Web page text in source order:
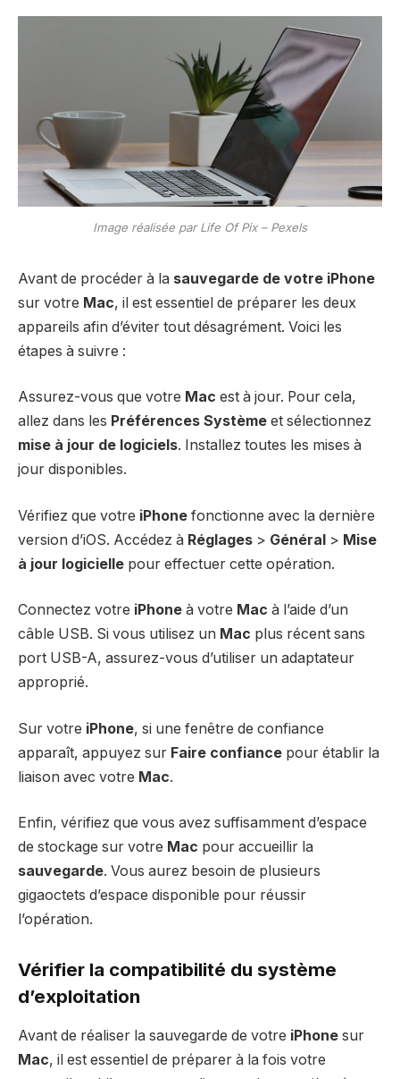
Image réalisée par Life Of Pix – Pexels
Avant de procéder à la sauvegarde de votre iPhone
sur votre Mac, il est essentiel de préparer les deux
appareils afin d’éviter tout désagrément. Voici les
étapes à suivre :
Assurez-vous que votre Mac est à jour. Pour cela,
allez dans les Préférences Système et sélectionnez
mise à jour de logiciels. Installez toutes les mises à
jour disponibles.
Vérifiez que votre iPhone fonctionne avec la dernière
version d’iOS. Accédez à Réglages > Général > Mise
à jour logicielle pour effectuer cette opération.
Connectez votre iPhone à votre Mac à l’aide d’un
câble USB. Si vous utilisez un Mac plus récent sans
port USB-A, assurez-vous d’utiliser un adaptateur
approprié.
Sur votre iPhone, si une fenêtre de confiance
apparaît, appuyez sur Faire confiance pour établir la
liaison avec votre Mac.
Enfin, vérifiez que vous avez suffisamment d’espace
de stockage sur votre Mac pour accueillir la
sauvegarde. Vous aurez besoin de plusieurs
gigaoctets d’espace disponible pour réussir
l’opération.
Vérifier la compatibilité du système
d’exploitation
Avant de réaliser la sauvegarde de votre iPhone sur
Mac, il est essentiel de préparer à la fois votre